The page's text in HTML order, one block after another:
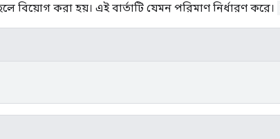
বিয়োগ করা হয়। এই বার্তাটি যেমন পরিমাণ নির্ধারণ করে।